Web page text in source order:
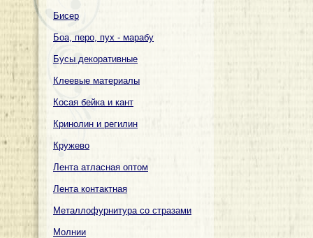
Бисер
Боа, перо, пух - марабу
Бусы декоративные
Клеевые материалы
Косая бейка и кант
Кринолин и регилин
Кружево
Лента атласная оптом
Лента контактная
Металлофурнитура со стразами
Молнии